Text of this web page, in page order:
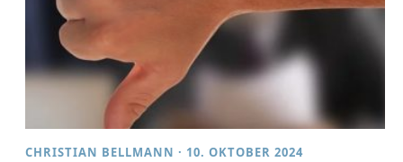
CHRISTIAN BELLMANN · 10. OKTOBER 2024